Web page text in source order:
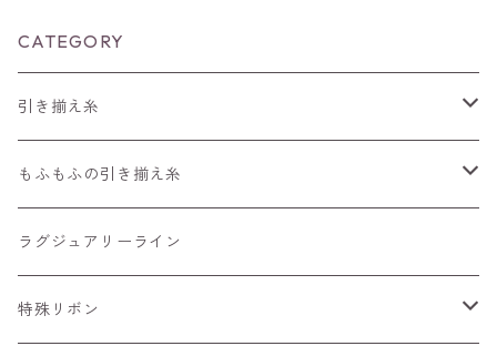
CATEGORY
引き揃え糸
編みもの用の糸
長さ30～90m
長さ100m～300m
4m～
ぱすてる
15m～
もふもふの引き揃え糸
50m
100m
ラグジュアリーライン
特殊リボン